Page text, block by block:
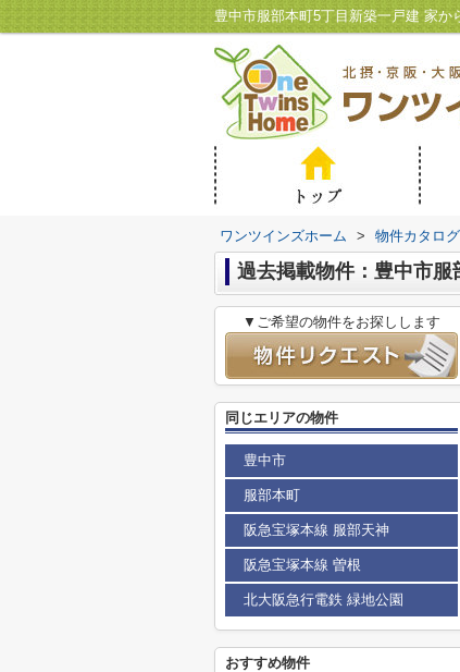
ワンツインズホーム > 物件カタログ
過去掲載物件：豊中市
▼ご希望の物件をお探しします
同じエリアの物件
豊中市
服部本町
阪急宝塚本線 服部天神
阪急宝塚本線 曽根
北大阪急行電鉄 緑地公園
おすすめ物件